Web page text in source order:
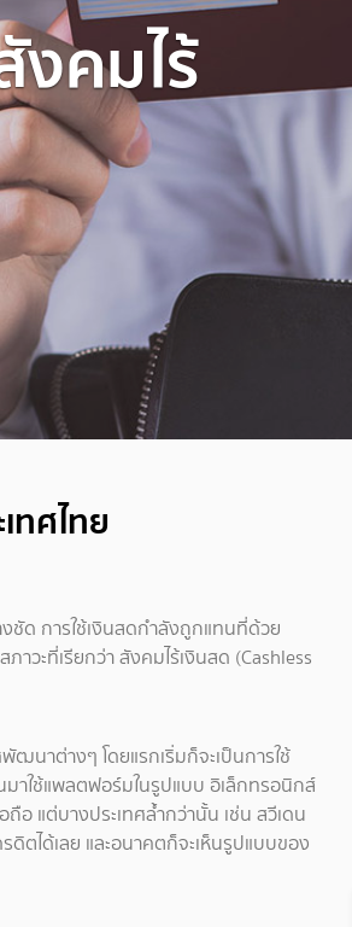
คมไร้
ทศไทย
งชัด การใช้เงินสดกำลังถูกแทนที่ด้วย
วะที่เรียกว่า สังคมไร้เงินสด (Cashless
นาต่างๆ โดยแรกเริ่มก็จะเป็นการใช้
าใช้แพลตฟอร์มในรูปแบบ อิเล็กทรอนิกส์
อ แต่บางประเทศล้ำกว่านั้น เช่น สวีเดน
ตได้เลย และอนาคตก็จะเห็นรูปแบบของ